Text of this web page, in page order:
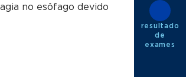
no esôfago devido
resultado
de
exames